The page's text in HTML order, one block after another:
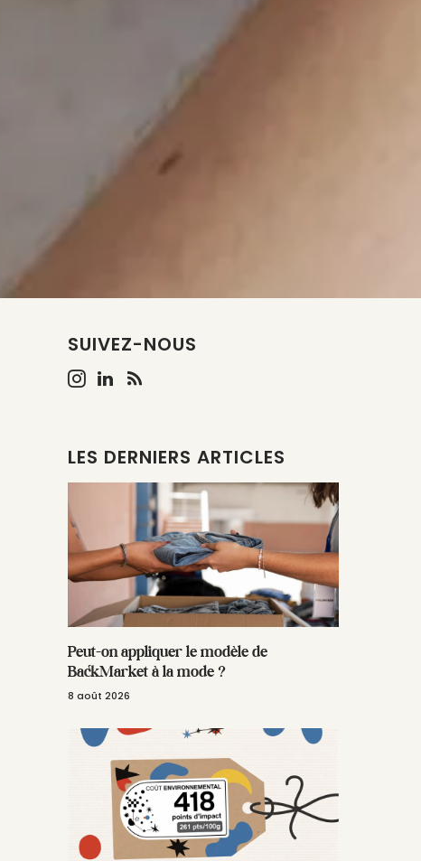
SUIVEZ-NOUS
LES DERNIERS ARTICLES
Peut-on appliquer le modèle de
BackMarket à la mode ?
8 août 2026